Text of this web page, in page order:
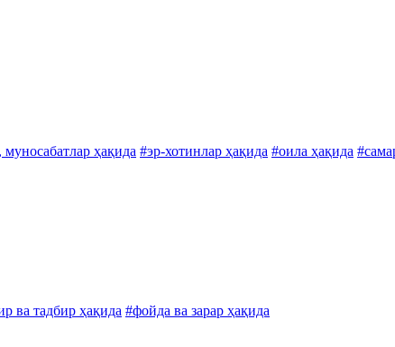
ҳақида #эр-хотинлар ҳақида #оила ҳақида
ва тадбир ҳақида #фойда ва зарар ҳақида